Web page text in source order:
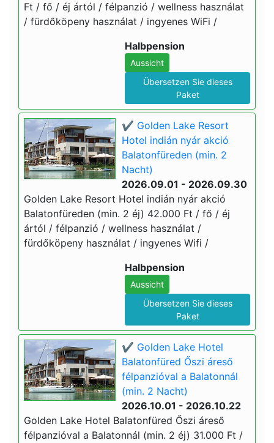
Ft / fő / éj ártól / félpanzió / wellness használat
/ fürdőköpeny használat / ingyenes WiFi /
Halbpension
Aussicht
Übersetzen Sie dieses
Paket
✔️ Golden Lake Resort
Hotel indián nyár akció
Balatonfüreden (min. 2
Nacht)
2026.09.01 - 2026.09.30
Golden Lake Resort Hotel indián nyár akció
Balatonfüreden (min. 2 éj) 42.000 Ft / fő / éj
ártól / félpanzió / wellness használat /
fürdőköpeny használat / ingyenes Wifi /
Halbpension
Aussicht
Übersetzen Sie dieses
Paket
✔️ Golden Lake Hotel
Balatonfüred Őszi áreső
félpanzióval a Balatonnál
(min. 2 Nacht)
2026.10.01 - 2026.10.22
Golden Lake Hotel Balatonfüred Őszi áreső
félpanzióval a Balatonnál (min. 2 éj) 31.000 Ft /